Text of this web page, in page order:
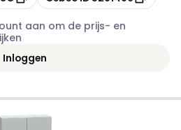
aan om de prijs- en
Inloggen